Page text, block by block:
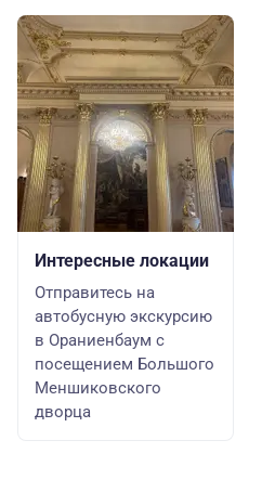
Интересные локации
Отправитесь на
автобусную экскурсию
в Ораниенбаум с
посещением Большого
Меншиковского
дворца